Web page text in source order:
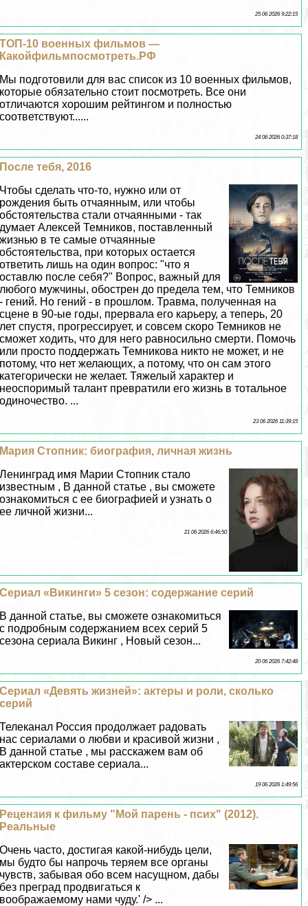
25 06 2026 9:22:15
ТОП-10 военных фильмов —
Какойфильмпосмотреть.РФ
Мы подготовили для вас список из 10 военных фильмов,
которые обязательно стоит посмотреть. Все они
отличаются хорошим рейтингом и полностью
соответствуют......
24 06 2026 0:37:18
После тебя, 2016
Чтобы сделать что-то, нужно или от
рождения быть отчаянным, или чтобы
обстоятельства стали отчаянными - так
думает Алексей Темников, поставленный
жизнью в те самые отчаянные
обстоятельства, при которых остается
ответить лишь на один вопрос: "что я
оставлю после себя?" Вопрос, важный для
любого мужчины, обострен до предела тем, что Темников
- гений. Но гений - в прошлом. Травма, полученная на
сцене в 90-ые годы, прервала его карьеру, а теперь, 20
лет спустя, прогрессирует, и совсем скоро Темников не
сможет ходить, что для него равносильно cмepти. Помочь
или просто поддержать Темникова никто не может, и не
потому, что нет желающих, а потому, что он сам этого
категорически не желает. Тяжелый хаpaктер и
неоспоримый талант превратили его жизнь в тотальное
одиночество. ...
23 06 2026 11:39:15
Мария Стопник: биография, личная жизнь
Ленинград имя Марии Стопник стало
известным , В данной статье , вы сможете
ознакомиться с ее биографией и узнать о
ее личной жизни...
21 06 2026 6:46:50
Сериал «Викинги» 5 сезон: содержание серий
В данной статье, вы сможете ознакомиться
с подробным содержанием всех серий 5
сезона сериала Викинг , Новый сезон...
20 06 2026 7:42:48
Сериал «Девять жизней»: актеры и роли, сколько
серий
Телеканал Россия продолжает радовать
нас сериалами о любви и красивой жизни ,
В данной статье , мы расскажем вам об
актерском составе сериала...
19 06 2026 1:49:56
Рецензия к фильму "Мой парень - псих" (2012).
Реальные
Очень часто, достигая какой-нибудь цели,
мы будто бы напрочь теряем все органы
чувств, забывая обо всем насущном, дабы
без преград продвигаться к
воображаемому нами чуду.' /> ...